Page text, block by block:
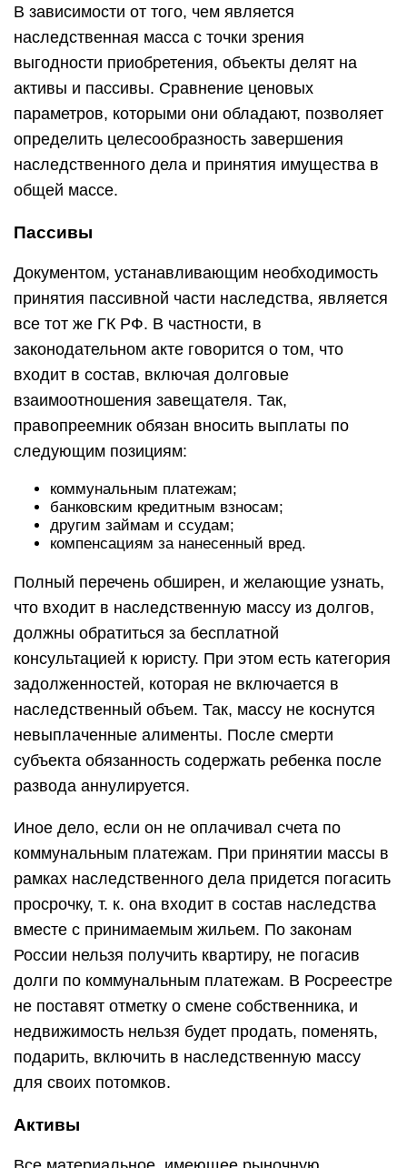
В зависимости от того, чем является
наследственная масса с точки зрения
выгодности приобретения, объекты делят на
активы и пассивы. Сравнение ценовых
параметров, которыми они обладают, позволяет
определить целесообразность завершения
наследственного дела и принятия имущества в
общей массе.
Пассивы
Документом, устанавливающим необходимость
принятия пассивной части наследства, является
все тот же ГК РФ. В частности, в
законодательном акте говорится о том, что
входит в состав, включая долговые
взаимоотношения завещателя. Так,
правопреемник обязан вносить выплаты по
следующим позициям:
коммунальным платежам;
банковским кредитным взносам;
другим займам и ссудам;
компенсациям за нанесенный вред.
Полный перечень обширен, и желающие узнать,
что входит в наследственную массу из долгов,
должны обратиться за бесплатной
консультацией к юристу. При этом есть категория
задолженностей, которая не включается в
наследственный объем. Так, массу не коснутся
невыплаченные алименты. После смерти
субъекта обязанность содержать ребенка после
развода аннулируется.
Иное дело, если он не оплачивал счета по
коммунальным платежам. При принятии массы в
рамках наследственного дела придется погасить
просрочку, т. к. она входит в состав наследства
вместе с принимаемым жильем. По законам
России нельзя получить квартиру, не погасив
долги по коммунальным платежам. В Росреестре
не поставят отметку о смене собственника, и
недвижимость нельзя будет продать, поменять,
подарить, включить в наследственную массу
для своих потомков.
Активы